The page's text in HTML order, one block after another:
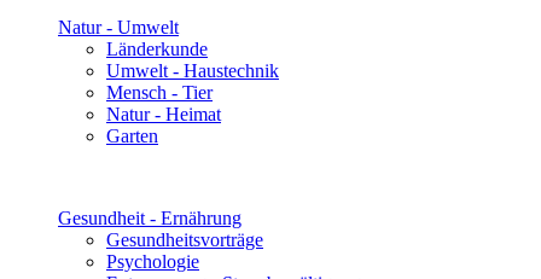
Natur - Umwelt
Länderkunde
Umwelt - Haustechnik
Mensch - Tier
Natur - Heimat
Garten
Gesundheit - Ernährung
Gesundheitsvorträge
Psychologie